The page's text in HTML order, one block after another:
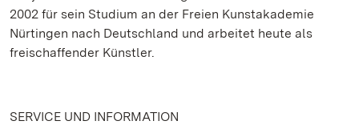
2002 für sein Studium an der Freien Kunstakademie
Nürtingen nach Deutschland und arbeitet heute als
freischaffender Künstler.
SERVICE UND INFORMATION